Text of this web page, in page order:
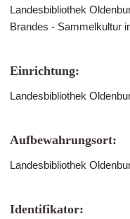
Landesbibliothek
Brandes - Sammelkultur
Einrichtung:
Landesbibliothek
Aufbewahrungsort:
Landesbibliothek
Identifikator: